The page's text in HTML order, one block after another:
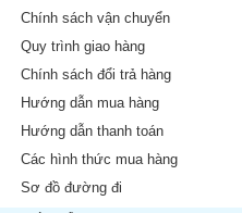
Chính sách vận chuyển
Quy trình giao hàng
Chính sách đổi trả hàng
Hướng dẫn mua hàng
Hướng dẫn thanh toán
Các hình thức mua hàng
Sơ đồ đường đi